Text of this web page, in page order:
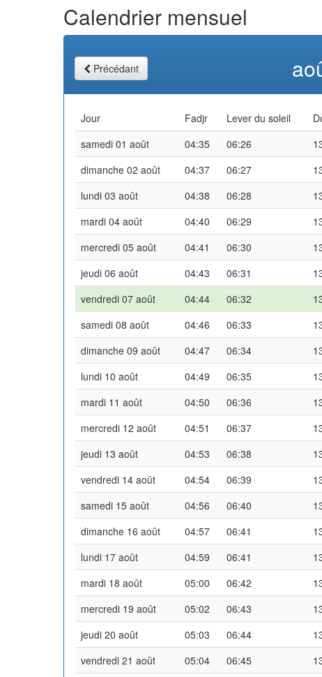
Calendrier mensuel
Précédant
Jour Fadjr Lever du soleil
samedi 01 août
04:35 06:26
dimanche 02 août
04:37 06:27
lundi 03 août
04:38 06:28
mardi 04 août
04:40 06:29
mercredi 05 août
04:41 06:30
jeudi 06 août
04:43 06:31
vendredi 07 août
04:44 06:32
samedi 08 août
04:46 06:33
dimanche 09 août
04:47 06:34
lundi 10 août
04:49 06:35
mardi 11 août
04:50 06:36
mercredi 12 août
04:51 06:37
jeudi 13 août
04:53 06:38
vendredi 14 août
04:54 06:39
samedi 15 août
04:56 06:40
dimanche 16 août
04:57 06:41
lundi 17 août
04:59 06:41
mardi 18 août
05:00 06:42
mercredi 19 août
05:02 06:43
jeudi 20 août
05:03 06:44
vendredi 21 août
05:04 06:45